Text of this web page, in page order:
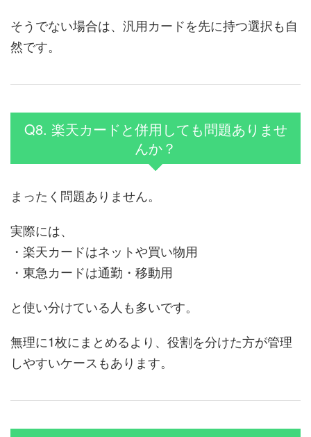
そうでない場合は、汎用カードを先に持つ選択も自
然です。
Q8. 楽天カードと併用しても問題ありませ
んか？
まったく問題ありません。
実際には、
・楽天カードはネットや買い物用
・東急カードは通勤・移動用
と使い分けている人も多いです。
無理に1枚にまとめるより、役割を分けた方が管理
しやすいケースもあります。